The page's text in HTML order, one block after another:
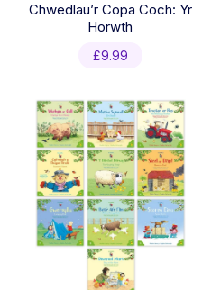
Chwedlau’r Copa Coch: Yr
Horwth
£9.99